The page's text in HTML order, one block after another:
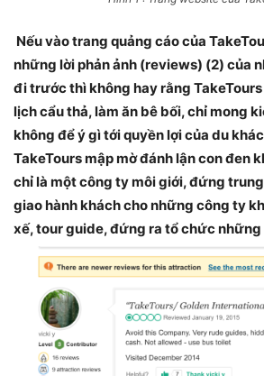
Nếu vào trang quảng cáo của
những lời phản ảnh (reviews) (2) của
đi trước thì không hay rằng
lịch cẩu thả, làm ăn bê bối, chỉ mong
không để ý gì tới quyền lợi của du
TakeTours mập mờ đánh lận con đen
chỉ là một công ty môi giới, đứng
giao hành khách cho những công ty
xế, tour guide, đứng ra tổ chức